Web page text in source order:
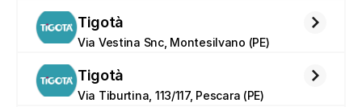
Tigotà
Via Vestina Snc, Montesilvano (PE)
Tigotà
Via Tiburtina, 113/117, Pescara (PE)